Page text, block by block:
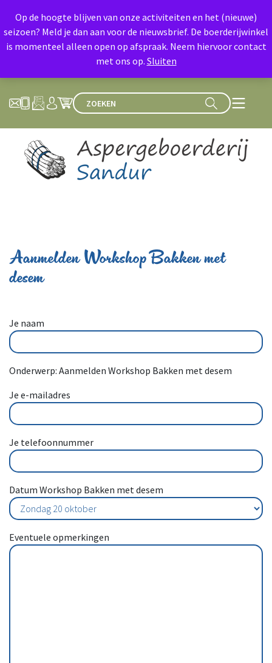
Aanmelden Workshop Bakken met
desem
Je naam
Onderwerp: Aanmelden Workshop Bakken met desem
Je e-mailadres
Je telefoonnummer
Datum Workshop Bakken met desem
Eventuele opmerkingen
Op de hoogte blijven van onze activiteiten en het (nieuwe)
seizoen? Meld je dan aan voor de nieuwsbrief. De boerderijwinkel
is momenteel alleen open op afspraak. Neem hiervoor contact
met ons op. Sluiten